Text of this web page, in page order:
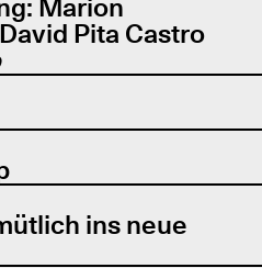
Marion
Pita Castro
ins neue